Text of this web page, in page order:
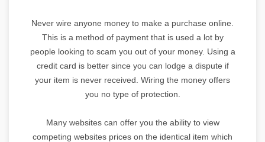
Never wire anyone money to make a purchase online.
This is a method of payment that is used a lot by
people looking to scam you out of your money. Using a
credit card is better since you can lodge a dispute if
your item is never received. Wiring the money offers
you no type of protection.
Many websites can offer you the ability to view
competing websites prices on the identical item which